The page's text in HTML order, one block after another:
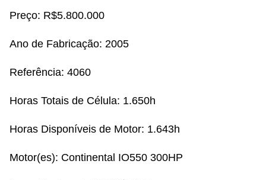
Preço: R$5.800.000
Ano de Fabricação: 2005
Referência: 4060
Horas Totais de Célula: 1.650h
Horas Disponíveis de Motor: 1.643h
Motor(es): Continental IO550 300HP